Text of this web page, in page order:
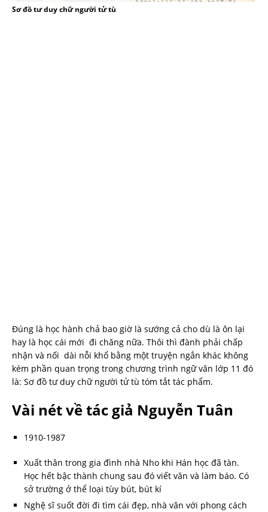
Sơ đồ tư duy chữ người tử tù
Đúng là học hành chả bao giờ là sướng cả cho dù là ôn lại
hay là học cái mới đi chăng nữa. Thôi thì đành phải chấp
nhận và nối dài nỗi khổ bằng một truyện ngắn khác không
kém phần quan trọng trong chương trình ngữ văn lớp 11 đó
là: Sơ đồ tư duy chữ người tử tù tóm tắt tác phẩm.
Vài nét về tác giả Nguyễn Tuân
1910-1987
Xuất thân trong gia đình nhà Nho khi Hán học đã tàn.
Học hết bậc thành chung sau đó viết văn và làm báo. Có
sở trường ở thể loại tùy bút, bút kí
Nghệ sĩ suốt đời đi tìm cái đẹp, nhà văn với phong cách